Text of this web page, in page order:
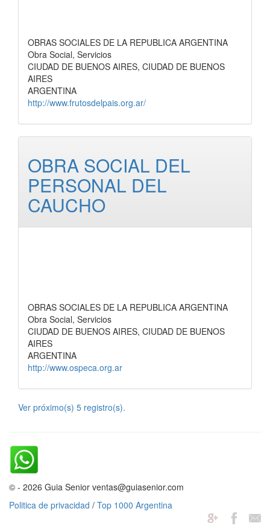
OBRAS SOCIALES DE LA REPUBLICA ARGENTINA
Obra Social, Servicios
CIUDAD DE BUENOS AIRES, CIUDAD DE BUENOS
AIRES
ARGENTINA
http://www.frutosdelpais.org.ar/
OBRA SOCIAL DEL
PERSONAL DEL
CAUCHO
OBRAS SOCIALES DE LA REPUBLICA ARGENTINA
Obra Social, Servicios
CIUDAD DE BUENOS AIRES, CIUDAD DE BUENOS
AIRES
ARGENTINA
http://www.ospeca.org.ar
Ver próximo(s) 5 registro(s).
© - 2026 Guia Senior ventas@guiasenior.com
Politica de privacidad / Top 1000 Argentina